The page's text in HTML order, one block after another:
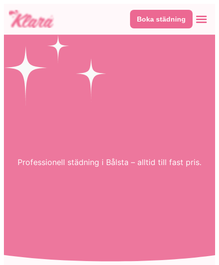
Boka städning
Professionell städning i Bålsta – alltid till fast pris.